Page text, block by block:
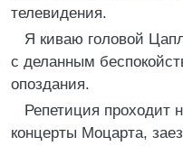
телевидения.
Я киваю головой
с деланным
опоздания.
Репетиция проходит
концерты Моцарта,